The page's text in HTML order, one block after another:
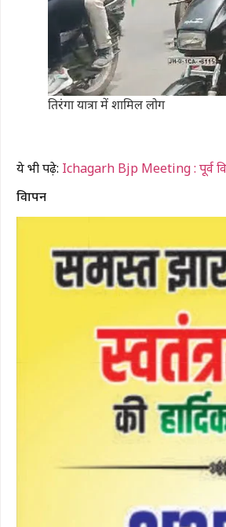
तिरंगा यात्रा में शामिल लोग
ये भी पढ़े: Ichagarh Bjp Meeting : पूर्व
विज्ञापन